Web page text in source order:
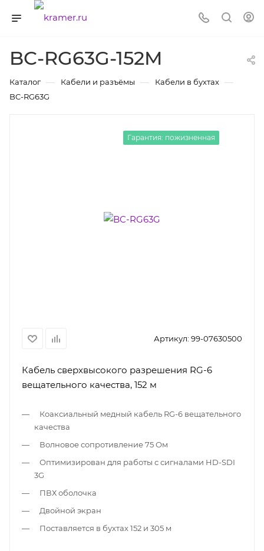
BC-RG63G-152M
Каталог — Кабели и разъёмы — Кабели в бухтах —
BC-RG63G
Гарантия: пожизненная
Артикул: 99-07630500
Кабель сверхвысокого разрешения RG-6
вещательного качества, 152 м
Коаксиальный медный кабель RG-6 вещательного
качества
Волновое сопротивление 75 Ом
Оптимизирован для работы с сигналами HD-SDI
3G
ПВХ оболочка
Двойной экран
Поставляется в бухтах 152 и 305 м